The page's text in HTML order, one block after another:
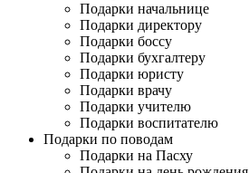
Подарки начальнице
Подарки директору
Подарки боссу
Подарки бухгалтеру
Подарки юристу
Подарки врачу
Подарки учителю
Подарки воспитателю
Подарки по поводам
Подарки на Пасху